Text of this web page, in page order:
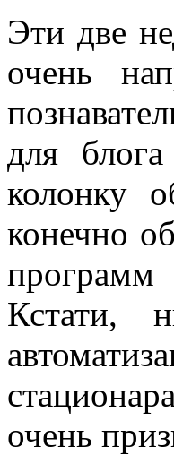
Эти две
очень
для
колонку
конечно
программ
Кстати,
очень